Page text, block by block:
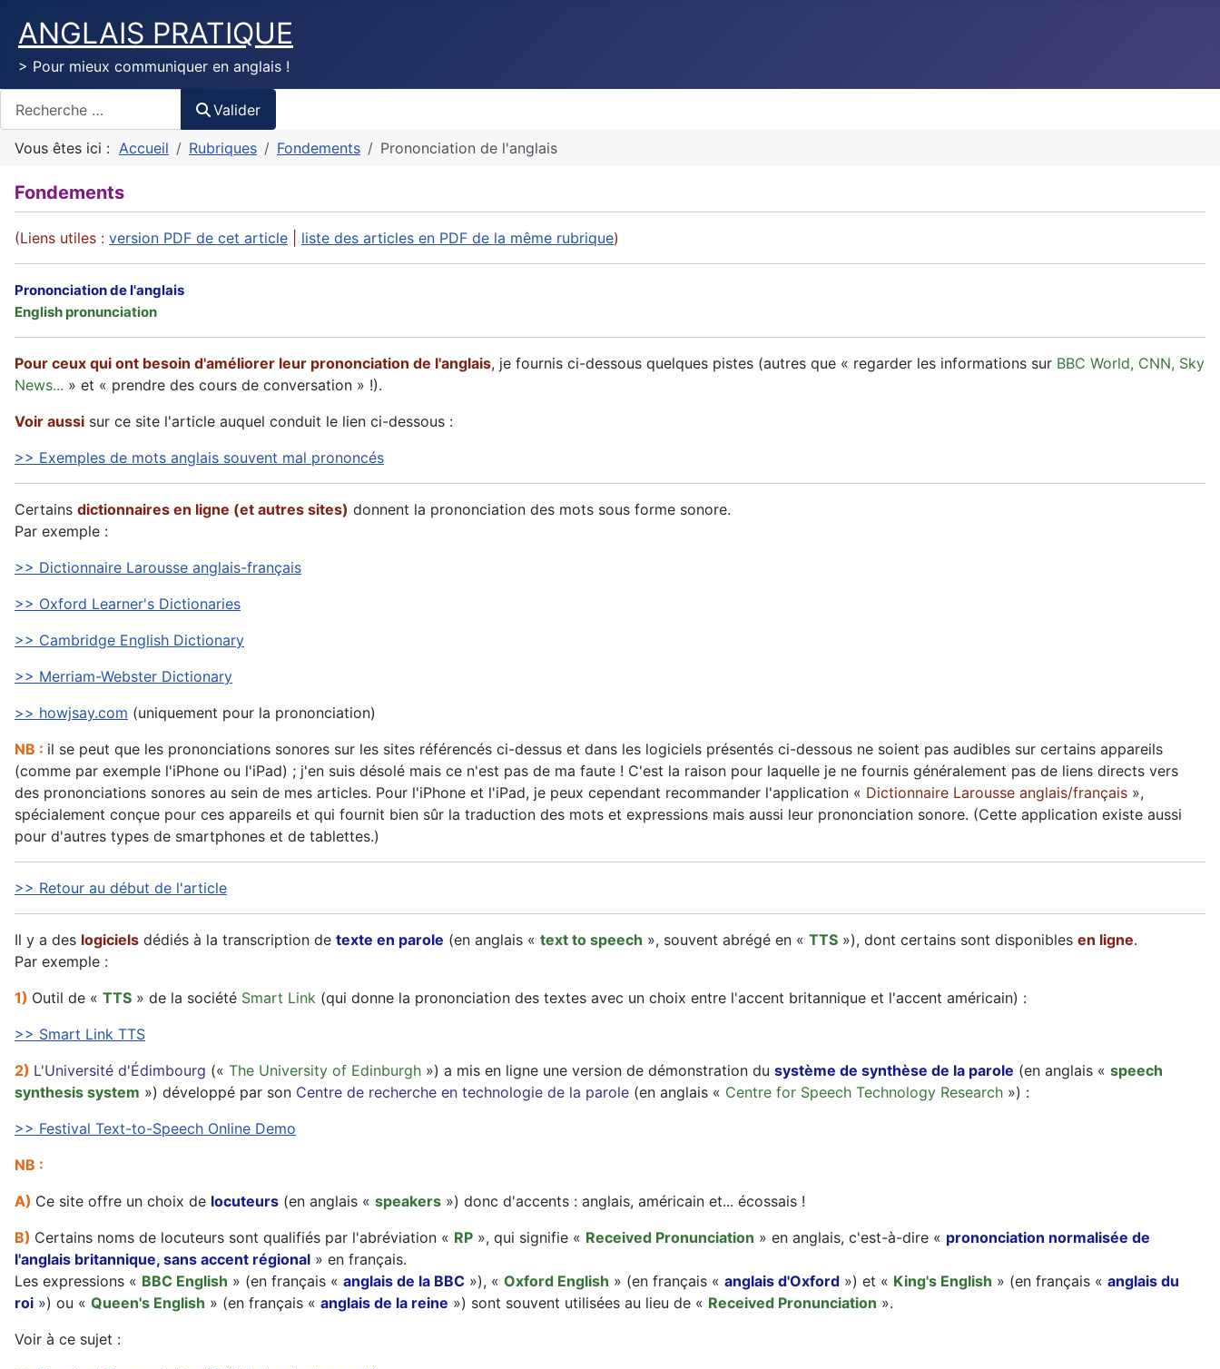
ANGLAIS PRATIQUE
> Pour mieux communiquer en anglais !
Valider
Vous êtes ici : Accueil Rubriques Fondements Prononciation de l'anglais
Fondements
(Liens utiles : version PDF de cet article liste des articles en PDF de la même rubrique)
Prononciation de l'anglais
English pronunciation
Pour ceux qui ont besoin d'améliorer leur prononciation de l'anglais, je fournis ci-dessous quelques pistes (autres que « regarder les informations sur BBC World, CNN, Sky
News... » et « prendre des cours de conversation » !).
Voir aussi sur ce site l'article auquel conduit le lien ci-dessous :
>> Exemples de mots anglais souvent mal prononcés
Certains dictionnaires en ligne (et autres sites) donnent la prononciation des mots sous forme sonore.
Par exemple :
>> Dictionnaire Larousse anglais-français
>> Oxford Learner's Dictionaries
>> Cambridge English Dictionary
>> Merriam-Webster Dictionary
>> howjsay.com (uniquement pour la prononciation)
NB : il se peut que les prononciations sonores sur les sites référencés ci-dessus et dans les logiciels présentés ci-dessous ne soient pas audibles sur certains appareils
(comme par exemple l'iPhone ou l'iPad) ; j'en suis désolé mais ce n'est pas de ma faute ! C'est la raison pour laquelle je ne fournis généralement pas de liens directs vers
des prononciations sonores au sein de mes articles. Pour l'iPhone et l'iPad, je peux cependant recommander l'application « Dictionnaire Larousse anglais/français »,
spécialement conçue pour ces appareils et qui fournit bien sûr la traduction des mots et expressions mais aussi leur prononciation sonore. (Cette application existe aussi
pour d'autres types de smartphones et de tablettes.)
>> Retour au début de l'article
Il y a des logiciels dédiés à la transcription de texte en parole (en anglais « text to speech », souvent abrégé en « TTS »), dont certains sont disponibles en ligne.
Par exemple :
1) Outil de « TTS » de la société Smart Link (qui donne la prononciation des textes avec un choix entre l'accent britannique et l'accent américain) :
>> Smart Link TTS
2) L'Université d'Édimbourg (« The University of Edinburgh ») a mis en ligne une version de démonstration du système de synthèse de la parole (en anglais « speech
synthesis system ») développé par son Centre de recherche en technologie de la parole (en anglais « Centre for Speech Technology Research ») :
>> Festival Text-to-Speech Online Demo
NB :
A) Ce site offre un choix de locuteurs (en anglais « speakers ») donc d'accents : anglais, américain et... écossais !
B) Certains noms de locuteurs sont qualifiés par l'abréviation « RP », qui signifie « Received Pronunciation » en anglais, c'est-à-dire « prononciation normalisée de
l'anglais britannique, sans accent régional » en français.
Les expressions « BBC English » (en français « anglais de la BBC »), « Oxford English » (en français « anglais d'Oxford ») et « King's English » (en français « anglais du
roi ») ou « Queen's English » (en français « anglais de la reine ») sont souvent utilisées au lieu de « Received Pronunciation ».
Voir à ce sujet :